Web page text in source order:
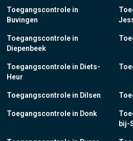
Toegangscontrole in
Buvingen
Toegangscontrole in
Diepenbeek
Toegangscontrole in Diets-
Heur
Toegangscontrole in Dilsen
Toegangscontrole in Donk
bij-